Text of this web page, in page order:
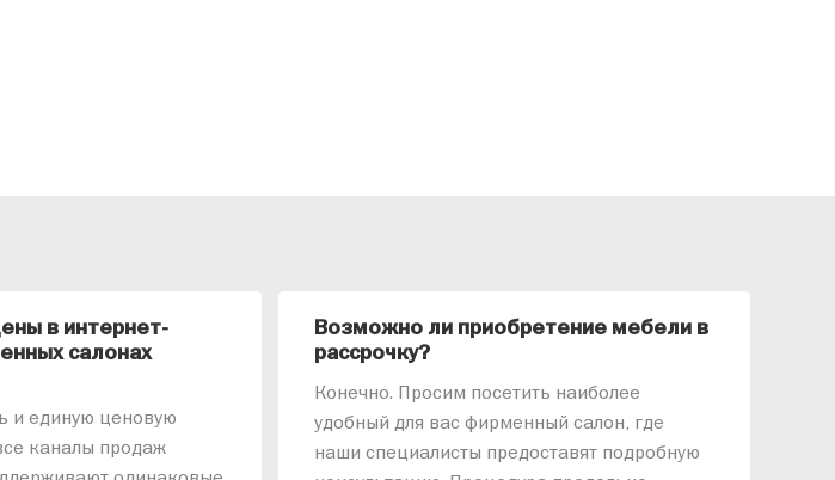
в интернет-
салонах
и единую ценовую
каналы продаж
Возможно ли приобретение мебели в
рассрочку?
Конечно. Просим посетить наиболее
удобный для вас фирменный салон, где
наши специалисты предоставят подробную